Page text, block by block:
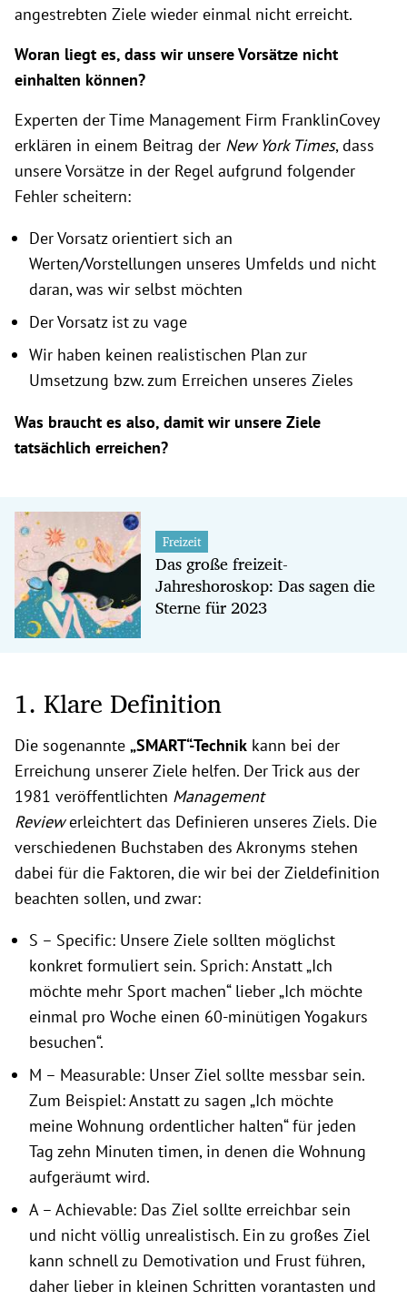
angestrebten Ziele wieder einmal nicht erreicht.
Woran liegt es, dass wir unsere Vorsätze nicht
einhalten können?
Experten der Time Management Firm FranklinCovey
erklären in einem Beitrag der New York Times, dass
unsere Vorsätze in der Regel aufgrund folgender
Fehler scheitern:
Der Vorsatz orientiert sich an
Werten/Vorstellungen unseres Umfelds und nicht
daran, was wir selbst möchten
Der Vorsatz ist zu vage
Wir haben keinen realistischen Plan zur
Umsetzung bzw. zum Erreichen unseres Zieles
Was braucht es also, damit wir unsere Ziele
tatsächlich erreichen?
Freizeit
Das große freizeit-
Jahreshoroskop: Das sagen die
Sterne für 2023
1. Klare Definition
Die sogenannte „SMART“-Technik kann bei der
Erreichung unserer Ziele helfen. Der Trick aus der
1981 veröffentlichten Management
Reviewerleichtert das Definieren unseres Ziels. Die
verschiedenen Buchstaben des Akronyms stehen
dabei für die Faktoren, die wir bei der Zieldefinition
beachten sollen, und zwar:
S – Specific: Unsere Ziele sollten möglichst
konkret formuliert sein. Sprich: Anstatt „Ich
möchte mehr Sport machen“ lieber „Ich möchte
einmal pro Woche einen 60-minütigen Yogakurs
besuchen“.
M – Measurable: Unser Ziel sollte messbar sein.
Zum Beispiel: Anstatt zu sagen „Ich möchte
meine Wohnung ordentlicher halten“ für jeden
Tag zehn Minuten timen, in denen die Wohnung
aufgeräumt wird.
A – Achievable: Das Ziel sollte erreichbar sein
und nicht völlig unrealistisch. Ein zu großes Ziel
kann schnell zu Demotivation und Frust führen,
daher lieber in kleinen Schritten vorantasten und